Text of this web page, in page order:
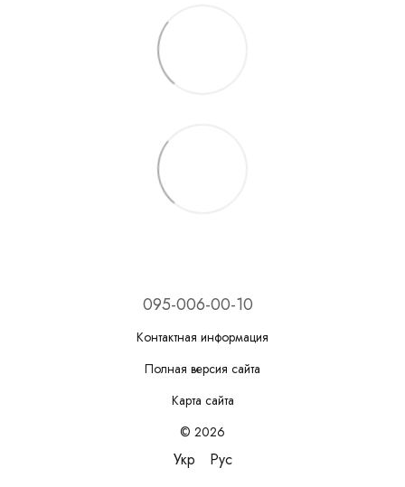
095-006-00-10
Контактная информация
Полная версия сайта
Карта сайта
© 2026
Укр Рус